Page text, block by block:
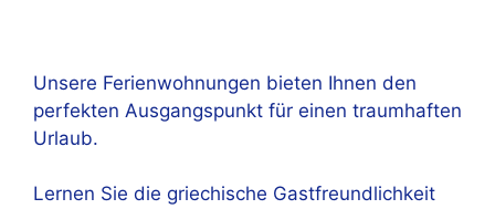
Unsere Ferienwohnungen bieten Ihnen den
perfekten Ausgangspunkt für einen traumhaften
Urlaub.
Lernen Sie die griechische Gastfreundlichkeit